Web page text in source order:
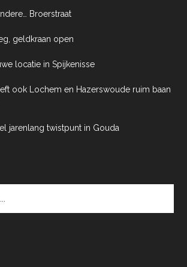
Broerstraat
geldkraan open
locatie in Spijkenisse
ook Lochem en Hazerswoude ruim baan
jarenlang twistpunt in Gouda